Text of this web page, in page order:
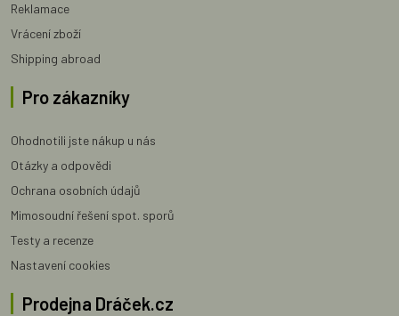
Reklamace
Vrácení zboží
Shipping abroad
Pro zákazníky
Ohodnotili jste nákup u nás
Otázky a odpovědi
Ochrana osobních údajů
Mimosoudní řešení spot. sporů
Testy a recenze
Nastavení cookies
Prodejna Dráček.cz